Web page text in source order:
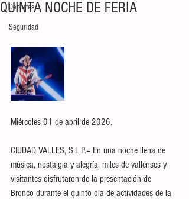
Deportes
Seguridad
QUINTA NOCHE DE FERIA
Miércoles 01 de abril de 2026.
CIUDAD VALLES, S.L.P.– En una noche llena de
música, nostalgia y alegría, miles de vallenses y
visitantes disfrutaron de la presentación de
Bronco durante el quinto día de actividades de la